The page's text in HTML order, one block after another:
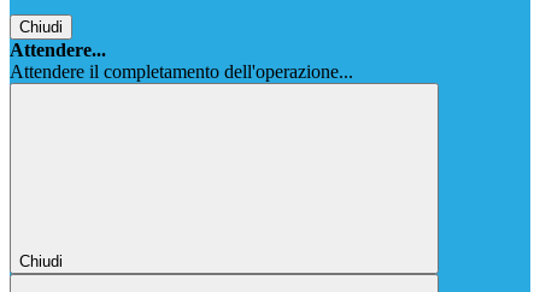
Chiudi
Attendere...
Attendere il completamento dell'operazione...
Chiudi